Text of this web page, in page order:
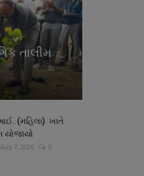
તાલીમ
(મહિલા) ખાતે
યોજાયો
Aug 7, 2026 0